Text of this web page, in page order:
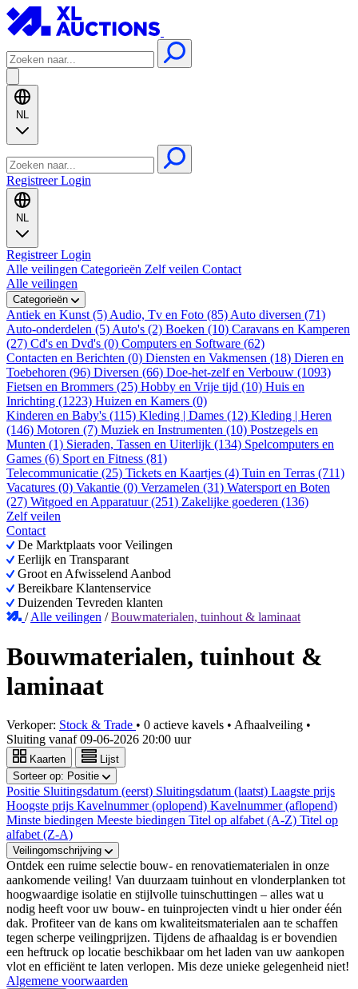
NL
RegistreerLogin
NL
RegistreerLogin
Alle veilingen Categorieën Zelf veilen Contact
Alle veilingen
Categorieën
Antiek en Kunst (5) Audio, Tv en Foto (85) Auto diversen (71)
Auto-onderdelen (5) Auto's (2) Boeken (10) Caravans en Kamperen
(27) Cd's en Dvd's (0) Computers en Software (62)
Contacten en Berichten (0) Diensten en Vakmensen (18) Dieren en
Toebehoren (96) Diversen (66) Doe-het-zelf en Verbouw (1093)
Fietsen en Brommers (25) Hobby en Vrije tijd (10) Huis en
Inrichting (1223) Huizen en Kamers (0)
Kinderen en Baby's (115) Kleding | Dames (12) Kleding | Heren
(146) Motoren (7) Muziek en Instrumenten (10) Postzegels en
Munten (1) Sieraden, Tassen en Uiterlijk (134) Spelcomputers en
Games (6) Sport en Fitness (81)
Telecommunicatie (25) Tickets en Kaartjes (4) Tuin en Terras (711)
Vacatures (0) Vakantie (0) Verzamelen (31) Watersport en Boten
(27) Witgoed en Apparatuur (251) Zakelijke goederen (136)
Zelf veilen
Contact
De Marktplaats voor Veilingen
Eerlijk en Transparant
Groot en Afwisselend Aanbod
Bereikbare Klantenservice
Duizenden Tevreden klanten
/Alle veilingen /Bouwmaterialen, tuinhout & laminaat
Bouwmaterialen, tuinhout &
laminaat
Verkoper: Stock & Trade • 0 actieve kavels • Afhaalveiling •
Sluiting vanaf09-06-2026 20:00 uur
Kaarten
Lijst
Sorteer op: Positie
Positie Sluitingsdatum (eerst) Sluitingsdatum (laatst) Laagste prijs
Hoogste prijs Kavelnummer (oplopend) Kavelnummer (aflopend)
Minste biedingen Meeste biedingen Titel op alfabet (A-Z) Titel op
alfabet (Z-A)
Veilingomschrijving
Ontdek een ruime selectie bouw- en renovatiematerialen in onze
aankomende veiling! Van duurzaam tuinhout en vlonderplanken tot
hoogwaardige isolatie en stijlvolle tuinschuttingen – alles wat u
nodig heeft voor uw bouw- en tuinprojecten vindt u hier onder één
dak. Profiteer van de kans om kwaliteitsmaterialen aan te schaffen
tegen scherpe veilingprijzen. Tijdens de afhaaldag is er bovendien
een heftruck op locatie beschikbaar om het laden van uw aankopen
vlot en efficiënt te laten verlopen. Mis deze unieke gelegenheid niet!
Algemene voorwaarden